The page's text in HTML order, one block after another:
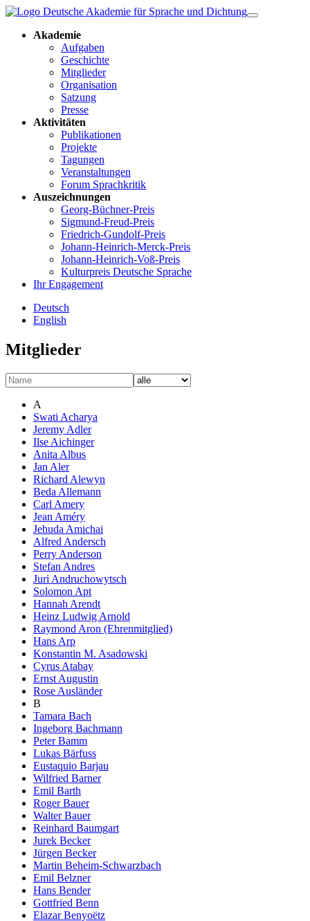
Akademie
Aufgaben
Geschichte
Mitglieder
Organisation
Satzung
Presse
Aktivitäten
Publikationen
Projekte
Tagungen
Veranstaltungen
Forum Sprachkritik
Auszeichnungen
Georg-Büchner-Preis
Sigmund-Freud-Preis
Friedrich-Gundolf-Preis
Johann-Heinrich-Merck-Preis
Johann-Heinrich-Voß-Preis
Kulturpreis Deutsche Sprache
Ihr Engagement
Deutsch
English
Mitglieder
A
Swati Acharya
Jeremy Adler
Ilse Aichinger
Anita Albus
Jan Aler
Richard Alewyn
Beda Allemann
Carl Amery
Jean Améry
Jehuda Amichai
Alfred Andersch
Perry Anderson
Stefan Andres
Juri Andruchowytsch
Solomon Apt
Hannah Arendt
Heinz Ludwig Arnold
Raymond Aron (Ehrenmitglied)
Hans Arp
Konstantin M. Asadowski
Cyrus Atabay
Ernst Augustin
Rose Ausländer
B
Tamara Bach
Ingeborg Bachmann
Peter Bamm
Lukas Bärfuss
Eustaquio Barjau
Wilfried Barner
Emil Barth
Roger Bauer
Walter Bauer
Reinhard Baumgart
Jurek Becker
Jürgen Becker
Martin Beheim-Schwarzbach
Emil Belzner
Hans Bender
Gottfried Benn
Elazar Benyoëtz